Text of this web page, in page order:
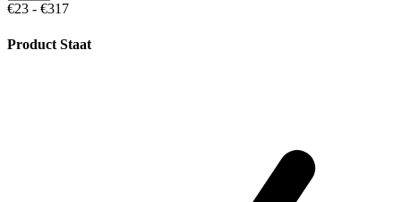
€23 - €317
Product Staat